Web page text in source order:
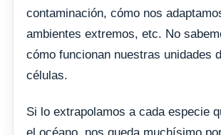
contaminación, cómo nos
ambientes extremos, etc. No
cómo funcionan nuestras unidades
células.
Si lo extrapolamos a cada especie